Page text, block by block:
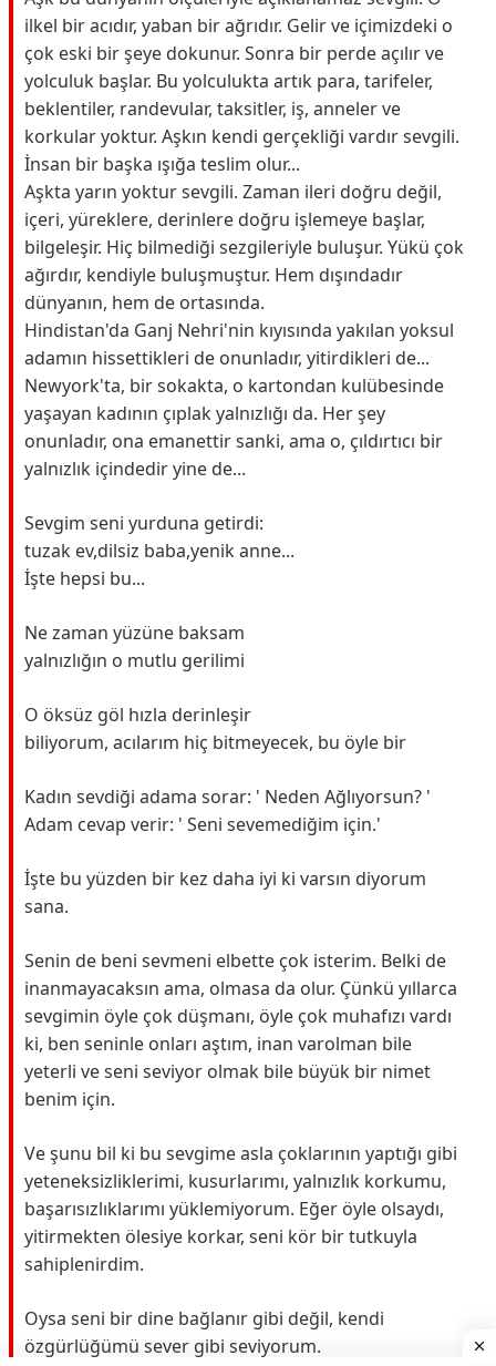
ilkel bir acıdır, yaban bir ağrıdır. Gelir ve içimizdeki o
çok eski bir şeye dokunur. Sonra bir perde açılır ve
yolculuk başlar. Bu yolculukta artık para, tarifeler,
beklentiler, randevular, taksitler, iş, anneler ve
korkular yoktur. Aşkın kendi gerçekliği vardır sevgili.
İnsan bir başka ışığa teslim olur...
Aşkta yarın yoktur sevgili. Zaman ileri doğru değil,
içeri, yüreklere, derinlere doğru işlemeye başlar,
bilgeleşir. Hiç bilmediği sezgileriyle buluşur. Yükü çok
ağırdır, kendiyle buluşmuştur. Hem dışındadır
dünyanın, hem de ortasında.
Hindistan'da Ganj Nehri'nin kıyısında yakılan yoksul
adamın hissettikleri de onunladır, yitirdikleri de...
Newyork'ta, bir sokakta, o kartondan kulübesinde
yaşayan kadının çıplak yalnızlığı da. Her şey
onunladır, ona emanettir sanki, ama o, çıldırtıcı bir
yalnızlık içindedir yine de...
Sevgim seni yurduna getirdi:
tuzak ev,dilsiz baba,yenik anne...
İşte hepsi bu...
Ne zaman yüzüne baksam
yalnızlığın o mutlu gerilimi
O öksüz göl hızla derinleşir
biliyorum, acılarım hiç bitmeyecek, bu öyle bir
Kadın sevdiği adama sorar: ' Neden Ağlıyorsun? '
Adam cevap verir: ' Seni sevemediğim için.'
İşte bu yüzden bir kez daha iyi ki varsın diyorum
sana.
Senin de beni sevmeni elbette çok isterim. Belki de
inanmayacaksın ama, olmasa da olur. Çünkü yıllarca
sevgimin öyle çok düşmanı, öyle çok muhafızı vardı
ki, ben seninle onları aştım, inan varolman bile
yeterli ve seni seviyor olmak bile büyük bir nimet
benim için.
Ve şunu bil ki bu sevgime asla çoklarının yaptığı gibi
yeteneksizliklerimi, kusurlarımı, yalnızlık korkumu,
başarısızlıklarımı yüklemiyorum. Eğer öyle olsaydı,
yitirmekten ölesiye korkar, seni kör bir tutkuyla
sahiplenirdim.
Oysa seni bir dine bağlanır gibi değil, kendi
özgürlüğümü sever gibi seviyorum.